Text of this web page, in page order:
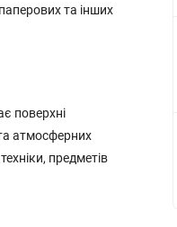
та інших
поверхні
атмосферних
предметів